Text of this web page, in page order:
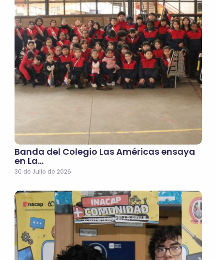
Banda del Colegio Las Américas ensaya
en La…
30 de Julio de 2026